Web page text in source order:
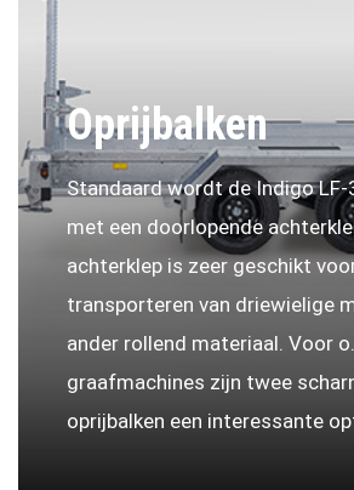
Oprijbalken
Standaard wordt de Indigo
met een doorlopende
achterklep is zeer geschikt
transporteren van driewielige
ander rollend materiaal. Voor
graafmachines zijn twee
oprijbalken een interessante